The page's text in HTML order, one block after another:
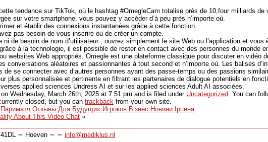
cette tendance sur TikTok, où le hashtag #OmegleCam totalise près de 10,four milliards de
sur votre smartphone, vous pouvez y accéder d’à peu près n’importe où.
et établir des connexions instantanées grâce à cette fonction.
pas besoin de vous inscrire ou de créer un compte.
ni de besoin de nom d’utilisateur ; ouvrez simplement le site Web ou l’application et
à la technologie, il est possible de rester en contact avec des personnes du monde
websites Web appropriés. Omegle est une plateforme classique pour discuter en vidéo
conversations aléatoires et passionnantes à tout second et n’importe où. Les balises
de se connecter avec d’autres personnes ayant des passe-temps ou des passions
plus personnalisée et pertinente en filtrant les partenaires de dialogue potentiels en
applied sciences Undress AI et sur les applied sciences Adult AI associées.
Wednesday, March 26th, 2025 at 7:51 pm and is filed under Uncategorized. You can
closed, but you can trackback from your own site.
Отзывы Для Будущих Игроков Бізнес Новини Ірпеня
About This Video Chat »
∼ Hoeven ∼ ∼ info@mediklus.nl